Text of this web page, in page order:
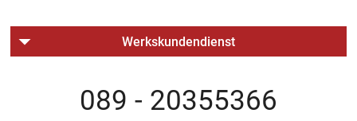
Werkskundendienst
089 - 20355366